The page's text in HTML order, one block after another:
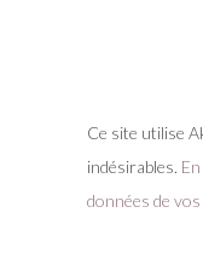
Ce site utilise
indésirables.
données de